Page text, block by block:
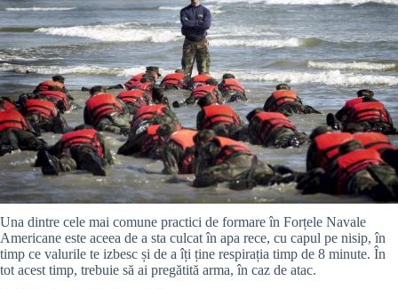
Una dintre cele mai comune practici de formare în Forțele Navale
Americane este aceea de a sta culcat în apa rece, cu capul pe nisip, în
timp ce valurile te izbesc și de a îți ține respirația timp de 8 minute. În
tot acest timp, trebuie să ai pregătită arma, în caz de atac.